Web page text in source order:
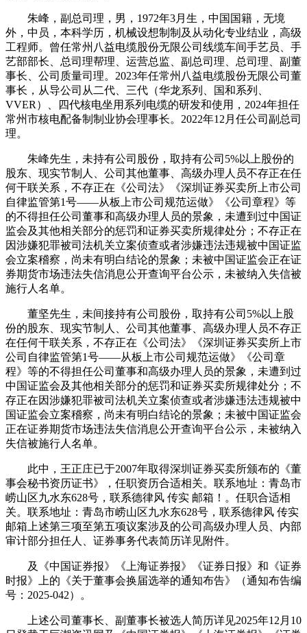
朱峰，副总司理，男，1972年3月生，中国国籍，无境
外，中员，本科学历，机械设想制制及从动化专业结业，高级
工程师。曾任常州八益电缆股份无限公司线缆车间手艺员、手
艺部部长、总司理帮理、运营总监、副总司理、总司理、副董
事长、公司质量司理。2023年任常州八益电缆股份无限公司董
事长，从导公司从二代、三代（华龙系列、国和系列、
VVER）、四代核电坐用系列电缆的研发和使用，2024年担任
常州市核电配备制制业协会理事长。2022年12月任公司副总司
理。
朱峰先生，未持有公司股份，取持有公司5%以上股份的
股东、现实节制人、公司其他董事、高级办理人员不存正在任
何干联关系，不存正在《公司法》《深圳证券买卖所上市公司
自律监管第1号——从板上市公司规范运做》《公司章程》等
的不得担任公司董事和高级办理人员的景象，未遭到过中国证
监会及其他相关部分的惩罚和证券买卖所规律处分；不存正在
因涉嫌犯罪被司法机关立案侦查或者涉嫌违法违规被中国证监
会立案稽察，尚未有明白结论的景象；未被中国证监会正在证
券期货市场违法失信消息公开查询平台公示，未被纳入失信被
施行人名单。
董坚先生，未间接持有公司股份，取持有公司5%以上股
份的股东、现实节制人、公司其他董事、高级办理人员不存正
在任何干联关系，不存正在《公司法》《深圳证券买卖所上市
公司自律监管第1号——从板上市公司规范运做》《公司章
程》等的不得担任公司董事和高级办理人员的景象，未遭到过
中国证监会及其他相关部分的惩罚和证券买卖所规律处分；不
存正在因涉嫌犯罪被司法机关立案侦查或者涉嫌违法违规被中
国证监会立案稽察，尚未有明白结论的景象；未被中国证监会
正在证券期货市场违法失信消息公开查询平台公示，未被纳入
失信被施行人名单。
此中，王正庄已于2007年取得深圳证券买卖所颁布的《董
事会秘书资历证书》，任职资历合适相关。联系地址：青岛市
崂山区九水东628号，联系德律风 传实 邮箱！。任职合适相
关。联系地址：青岛市崂山区九水东628号，联系德律风 传实
邮箱上述第三项至第五项议案涉及的公司高级办理人员、内部
审计部分担任人、证券事务代表简历详见附件。
及《中国证券报》《上海证券报》《证券日报》和《证券
时报》上的《关于董事会换届选举的通知布告》（通知布告编
号：2025-042）。
上述公司董事长、副董事长被选人简历详见2025年12月10